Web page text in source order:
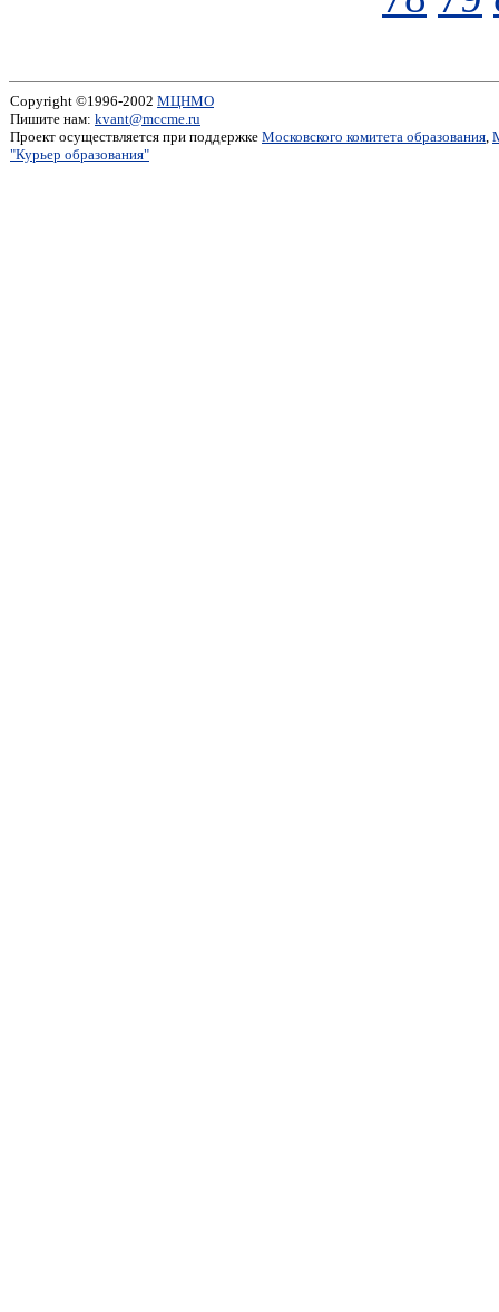
Copyright ©1996-2002 МЦНМО
Пишите нам: kvant@mccme.ru
Проект осуществляется при поддержке Московского комитета образования,
"Курьер образования"